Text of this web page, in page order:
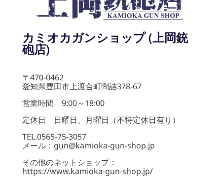
カミオカガンショップ (上岡銃
砲店)
〒470-0462
愛知県豊田市上渡合町問詰378-67
営業時間 9:00～18:00
定休日 日曜日、月曜日（不特定休日有り）
TEL.0565-75-3057
メール：gun@kamioka-gun-shop.jp
その他のネットショップ：
https://www.kamioka-gun-shop.jp/